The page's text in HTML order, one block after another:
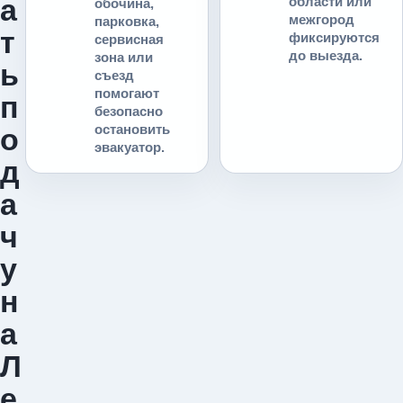
а
т
ь
п
о
д
а
ч
у
н
а
Л
обочина,
парковка,
сервисная
зона или
съезд
помогают
безопасно
остановить
эвакуатор.
межгород
фиксируются
до выезда.